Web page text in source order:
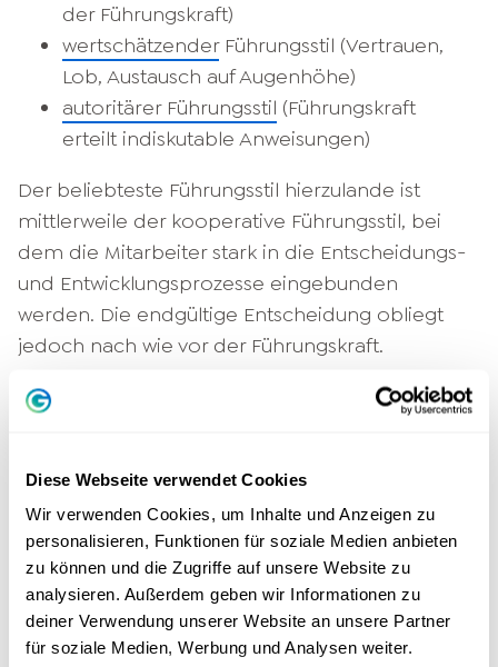
Diese Webseite verwendet Cookies
Wir verwenden Cookies, um Inhalte und Anzeigen zu
personalisieren, Funktionen für soziale Medien anbieten
zu können und die Zugriffe auf unsere Website zu
analysieren. Außerdem geben wir Informationen zu
deiner Verwendung unserer Website an unsere Partner
für soziale Medien, Werbung und Analysen weiter.
der Führungskraft)
wertschätzenderFührungsstil (Vertrauen,
Lob, Austausch auf Augenhöhe)
autoritärer Führungsstil (Führungskraft
erteilt indiskutable Anweisungen)
Der beliebteste Führungsstil hierzulande ist
mittlerweile der kooperative Führungsstil, bei
dem die Mitarbeiter stark in die Entscheidungs-
und Entwicklungsprozesse eingebunden
werden. Die endgültige Entscheidung obliegt
jedoch nach wie vor der Führungskraft.
Um dein Team kooperativ oder partizipativ zu
effizientes Delegieren und eine wertschätzende
Fehlerkulturlegen. Weiterhin ist die Bereitschaft
zur Selbstreflexion erforderlich.
Bei allen Führungsstilen, die auf Augenhöhe
stattfinden, muss es sich bei der Führungskraft